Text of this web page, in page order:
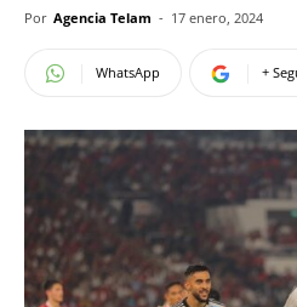
Por Agencia Telam - 17 enero, 2024
WhatsApp +